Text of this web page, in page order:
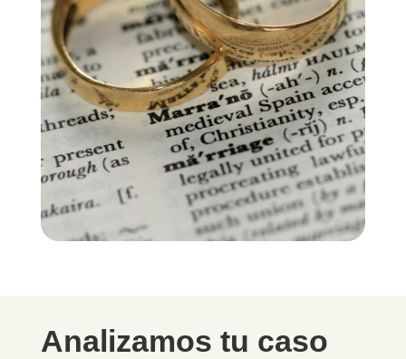
Analizamos tu caso